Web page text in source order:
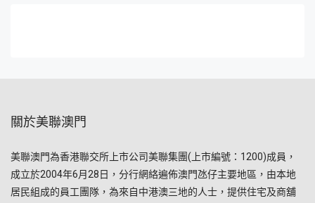
關於美聯澳門
美聯澳門為香港聯交所上市公司美聯集團(上市編號：1200)成員，
成立於2004年6月28日，分行網絡遍佈澳門氹仔主要地區，由本地
居民組成的員工團隊，為來自中港澳三地的人士，提供住宅及商舖